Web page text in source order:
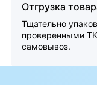
Отгрузка
Тщательно
проверенными
самовывоз.